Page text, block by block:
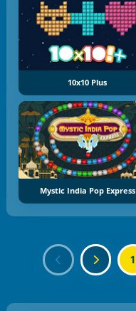
10x10 Plus
Mystic India Pop Express
1